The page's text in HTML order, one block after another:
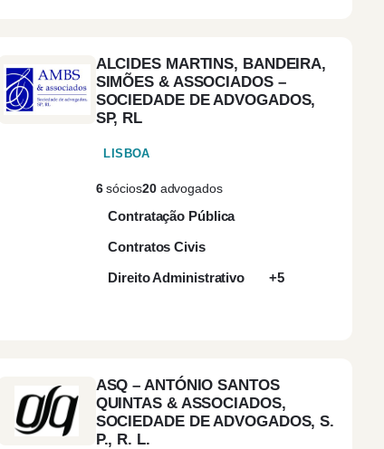
Contencioso (2)
Contencioso
Contencioso Fiscal
Contra-ordenações
Contratos
Internacionais
(2)
ALCIDES MARTINS, BANDEIRA,
SIMÕES & ASSOCIADOS –
SOCIEDADE DE ADVOGADOS,
SP, RL
LISBOA
6sócios20advogados
Contratação Pública
Contratos Civis
Direito Administrativo
+5
ASQ – ANTÓNIO SANTOS
QUINTAS & ASSOCIADOS,
SOCIEDADE DE ADVOGADOS, S.
P., R. L.